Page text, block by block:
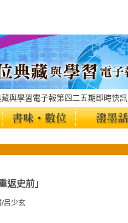
與學習電子報第四二五期即時快訊
返史前」
/呂少玄